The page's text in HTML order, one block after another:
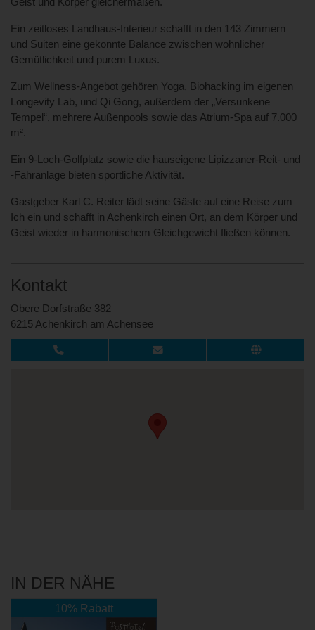
Ein zeitloses Landhaus-Interieur schafft in den 143 Zimmern
und Suiten eine gekonnte Balance zwischen wohnlicher
Gemütlichkeit und purem Luxus.
Zum Wellness-Angebot gehören Yoga, Biohacking im eigenen
Longevity Lab, und Qi Gong, außerdem der „Versunkene
Tempel“, mehrere Außenpools sowie das Atrium-Spa auf 7.000
m².
Ein 9-Loch-Golfplatz sowie die hauseigene Lipizzaner-Reit- und
-Fahranlage bieten sportliche Aktivität.
Gastgeber Karl C. Reiter lädt seine Gäste auf eine Reise zum
Ich ein und schafft in Achenkirch einen Ort, an dem Körper und
Geist wieder in harmonischem Gleichgewicht fließen können.
Kontakt
Obere Dorfstraße 382
6215 Achenkirch am Achensee
IN DER NÄHE
10% Rabatt